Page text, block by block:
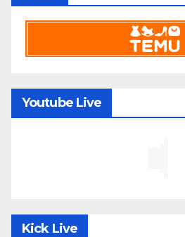
Youtube Live
Kick Live